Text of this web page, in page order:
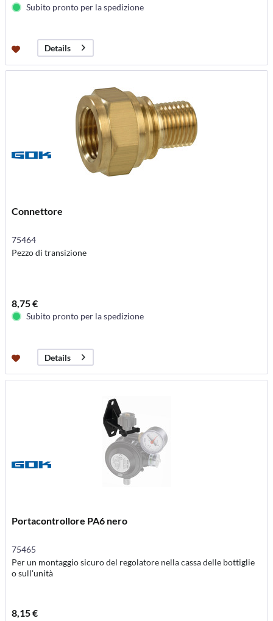
Subito pronto per la spedizione
Details
Connettore
75464
Pezzo di transizione
8,75 €
Subito pronto per la spedizione
Details
Portacontrollore PA6 nero
75465
Per un montaggio sicuro del regolatore nella cassa delle bottiglie
o sull'unità
8,15 €